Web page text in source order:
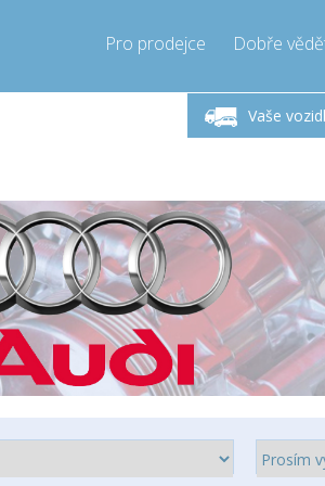
Pro prodejce Dobře
Vaše
Zavolejte teď!
+421905357897